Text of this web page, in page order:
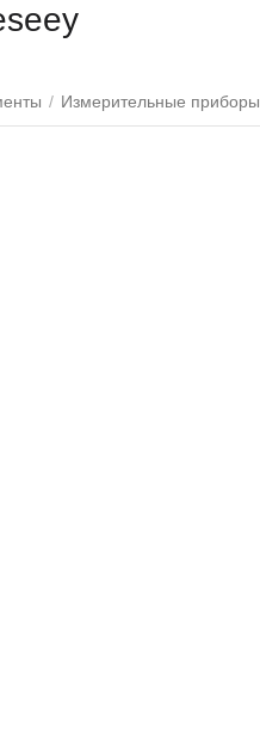
/ Измерительные приборы